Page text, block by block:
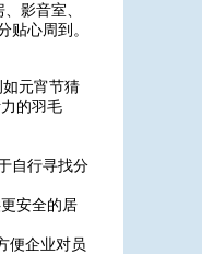
影音室、
贴心周到。
元宵节猜
的羽毛
自行寻找分
安全的居
便企业对员